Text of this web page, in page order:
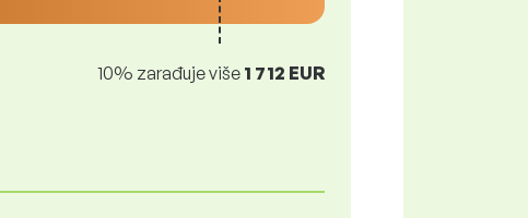
10% zarađuje više 1 712 EUR